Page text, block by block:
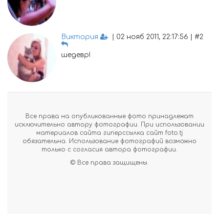
Виктория | 02 нояб 2011, 22:17:56 | #2
шедевр!
Все права на опубликованные фото принадлежат
исключительно автору фотографии. При использовании
материалов сайта гиперссылка сайт foto.tj
обязательна. Использование фотографий возможно
только с согласия автора фотографии.
© Все права защищены.